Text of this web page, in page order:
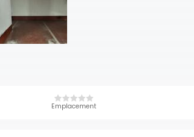
Emplacement